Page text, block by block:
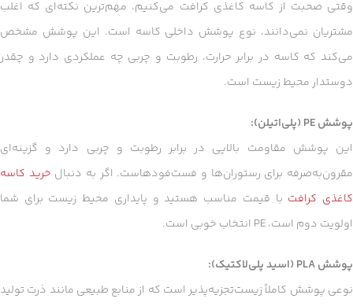
وقتی صحبت از کاسه کاغذی کرافت می‌کنیم، مهم‌ترین نکته‌ای که اغلب
مشتریان نمی‌دانند، نوع پوشش داخلی کاسه است. این پوشش مشخص
می‌کند که کاسه در برابر حرارت، رطوبت و چربی چه عملکردی دارد و چقدر
دوستدار محیط زیست است.
پوشش PE (پلی‌اتیلن):
این پوشش مقاومت بالایی در برابر رطوبت و چربی دارد و گزینه‌ای
مقرون‌به‌صرفه برای رستوران‌ها و فست‌فودهاست. اگر به دنبال خرید کاسه
کاغذی کرافت با قیمت مناسب هستید و پایداری محیط زیست برای شما
اولویت دوم است، PE انتخاب خوبی است.
پوشش PLA (اسید پلی‌لاکتیک):
نوعی پوشش کاملاً زیست‌تجزیه‌پذیر است که از منابع طبیعی مانند ذرت تولید